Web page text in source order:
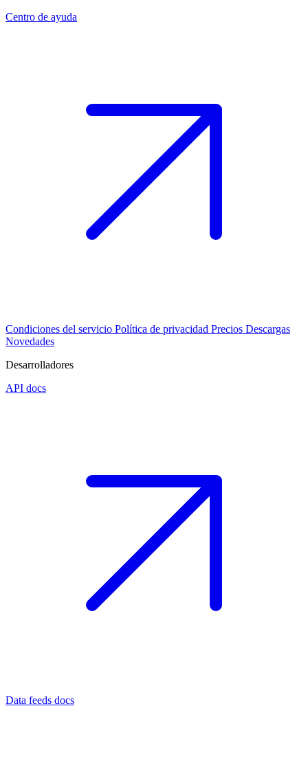
Centro de ayuda
Condiciones del servicio Política de privacidad Precios Descargas
Novedades
Desarrolladores
API docs
Data feeds docs